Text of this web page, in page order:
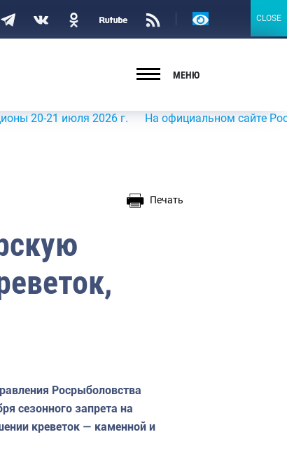
Версия
МЕНЮ
21 июля 2026 г. На официальном сайте
Печать
Росрыболовства
сезонного запрета на
креветок — каменной и
CLOSE
CLOSE